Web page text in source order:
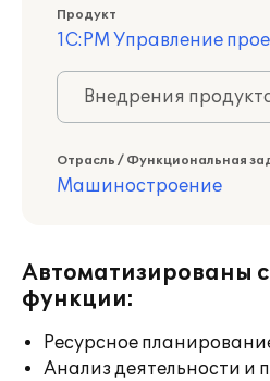
Продукт
1С:PM Управление
Внедрения
Отрасль / Функциональная
Машиностроение
Автоматизированы
функции:
Ресурсное
Анализ деятельности и